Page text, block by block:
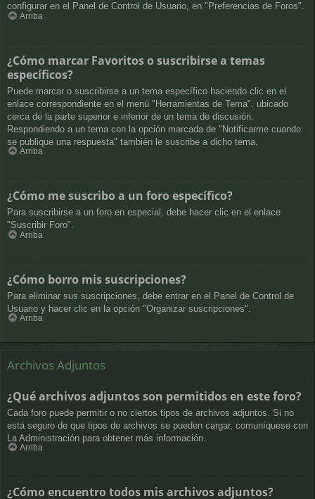
configurar en el Panel de Control de Usuario, en "Preferencias de Foros".
Arriba
¿Cómo marcar Favoritos o suscribirse a temas
específicos?
Puede marcar o suscribirse a un tema específico haciendo clic en el
enlace correspondiente en el menú "Herramientas de Tema", ubicado
cerca de la parte superior e inferior de un tema de discusión.
Respondiendo a un tema con la opción marcada de "Notificarme cuando
se publique una respuesta" también le suscribe a dicho tema.
Arriba
¿Cómo me suscribo a un foro específico?
Para suscribirse a un foro en especial, debe hacer clic en el enlace
"Suscribir Foro".
Arriba
¿Cómo borro mis suscripciones?
Para eliminar sus suscripciones, debe entrar en el Panel de Control de
Usuario y hacer clic en la opción "Organizar suscripciones".
Arriba
Archivos Adjuntos
¿Qué archivos adjuntos son permitidos en este foro?
Cada foro puede permitir o no ciertos tipos de archivos adjuntos. Si no
está seguro de que tipos de archivos se pueden cargar, comuníquese con
La Administración para obtener más información.
Arriba
¿Cómo encuentro todos mis archivos adjuntos?